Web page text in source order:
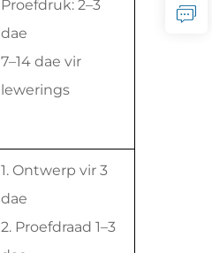
Proefdruk: 2–3
dae
7–14 dae vir
lewerings
1. Ontwerp vir 3
dae
2. Proefdraad 1–3